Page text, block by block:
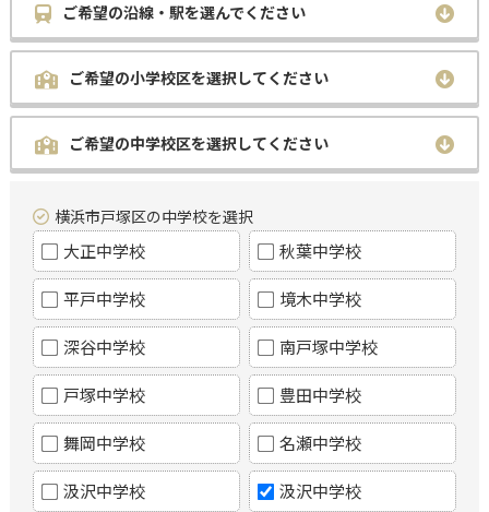
ご希望の沿線・駅を選んでください
ご希望の小学校区を選択してください
ご希望の中学校区を選択してください
横浜市戸塚区の中学校を選択
大正中学校 秋葉中学校
平戸中学校 境木中学校
深谷中学校 南戸塚中学校
戸塚中学校 豊田中学校
舞岡中学校 名瀬中学校
汲沢中学校 汲沢中学校